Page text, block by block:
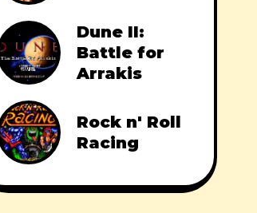
Dune II:
Battle for
Arrakis
Rock n' Roll
Racing